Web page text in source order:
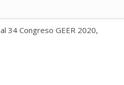
34 Congreso GEER 2020,